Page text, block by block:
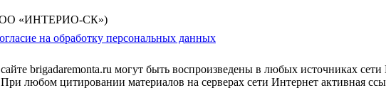
«ИНТЕРИО-СК»)
на обработку персональных данных
brigadaremonta.ru могут быть воспроизведены в любых источниках
любом цитировании материалов на серверах сети Интернет активная